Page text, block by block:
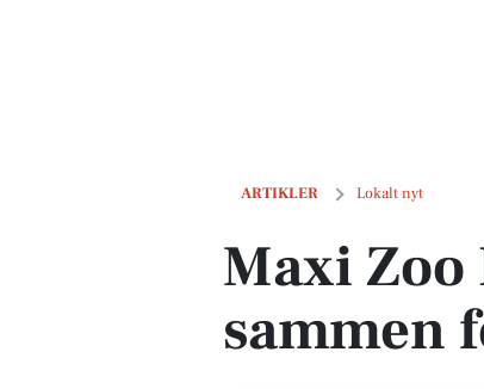
ARTIKLER Lokalt nyt
Maxi Zoo Hillerød går sammen
Maxi
sammen